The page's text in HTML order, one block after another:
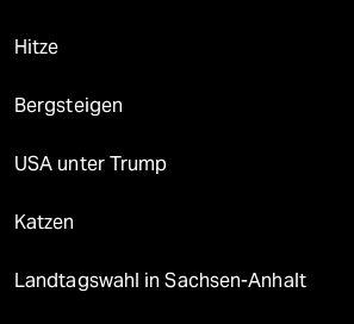
Hitze
Bergsteigen
USA unter Trump
Katzen
Landtagswahl in Sachsen-Anhalt